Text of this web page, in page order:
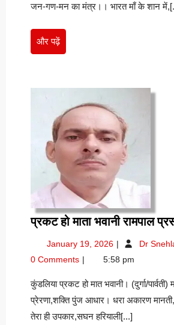
जन-गण-मन का मंत्र।। भारत माँ के शान
और पढ़ेंऔर
पढ़ें
प्रकट हो माता भवानी रामपाल
January 19, 2026 January
2026
Dr
0 Comments 5:58 pm
कुंडलिया प्रकट हो मात भवानी। (दुर्गा/पार्वती)
प्रेरणा,शक्ति पुंज आधार। धरा अकारण
तेरा ही उपकार,सघन हरियाली[...]